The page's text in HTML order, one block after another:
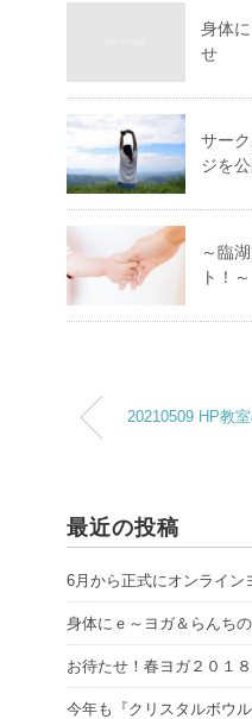
身体
せ
サー
ジを
～臨
ト！～
20210509 HP教
最近の投稿
6月から正式にオンライン
身体にｅ～ヨガ＆らんち
お待たせ！春ヨガ２０１８
今年も『クリスタルボウ